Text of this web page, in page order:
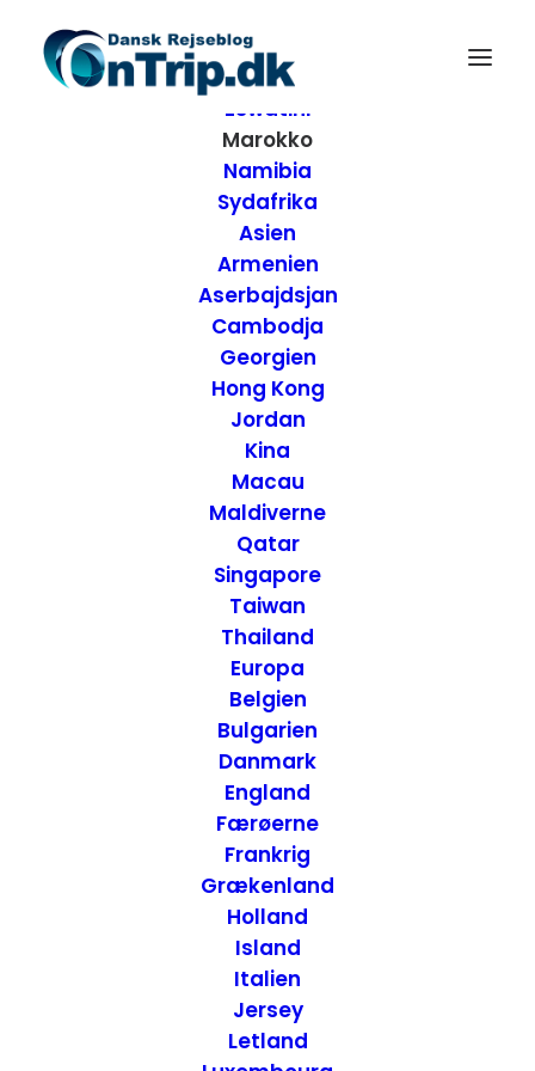
Destinationer
Afrika
Eswatini
Marokko
Namibia
Sydafrika
Asien
Armenien
Aserbajdsjan
Cambodja
Georgien
Hong Kong
Jordan
Kina
Macau
Maldiverne
Qatar
Singapore
Taiwan
Thailand
Europa
Belgien
Bulgarien
Danmark
England
Færøerne
Frankrig
Grækenland
Holland
Island
Italien
Jersey
Letland
Medersa Ali Ben
Youssef den
muslimske skole –
Marrakech, Marokko
ATTRAKTIONER
SEIER - ONTRIP.DK